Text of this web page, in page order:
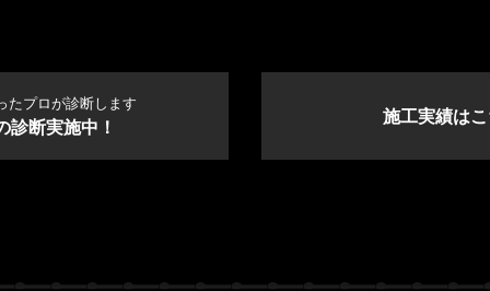
たプロが診断します
診断実施中！ 施工実績は